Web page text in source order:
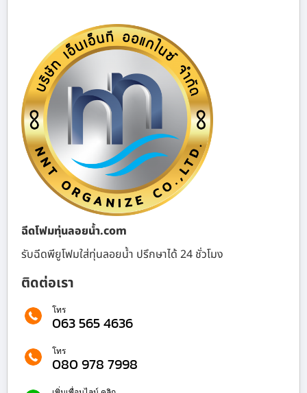
ฉีดโฟมทุ่นลอยน้ำ.com
รับฉีดพียูโฟมใส่ทุ่นลอยน้ำ ปรึกษาได้ 24 ชั่วโมง
ติดต่อเรา
โทร
063 565 4636
โทร
080 978 7998